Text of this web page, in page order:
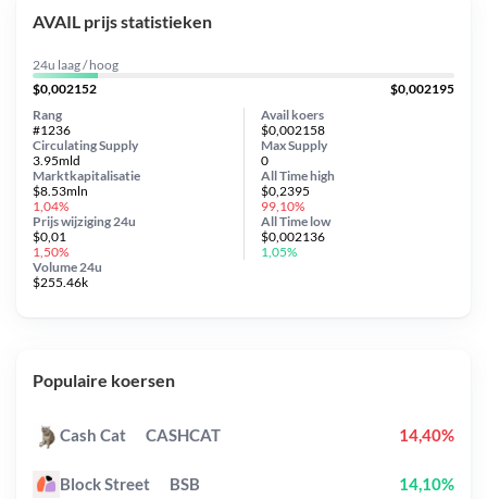
AVAIL prijs statistieken
24u laag / hoog
$0,002152
$0,002195
Avail koers
$0,002158
Circulating Supply
3.95mld
Prijs wijziging 24u
$0,01
1,50%
Max Supply
0
Marktkapitalisatie
$8.53mln
1,04%
Volume 24u
$255.46k
Rang
#1236
All Timehigh
$0,2395
99,10%
All Time low
$0,002136
1,05%
Populaire koersen
Cash Cat CASHCAT 14,40%
Block Street BSB 14,10%